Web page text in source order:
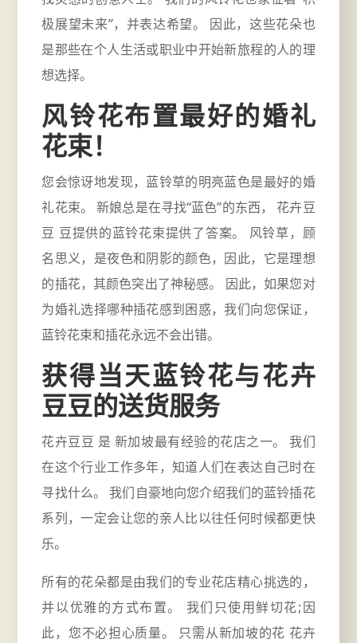
极展望未来”，并表达希望。 因此，这些花朵也
是那些在个人生活或职业中开始新旅程的人的理
想选择。
风铃花布置最好的婚礼
花束！
您会惊讶地发现，蓝铃草的明亮蓝色是最好的婚
礼花束。 新娘总是在寻找“蓝色”的东西， 花卉豆
豆 豆提供的蓝铃花束提供了答案。 风铃草，顾
名思义，是夜色和阴影的颜色，因此，它是理想
的插花，其颜色突出了神秘感。 因此，如果您对
为婚礼选择哪种插花感到困惑，我们向您保证，
蓝铃花束和插花永远不会出错。
获得当天蓝铃花与花卉
豆豆的送货服务
花卉豆豆 是 新加坡最有经验的花店之一。 我们
在这个行业工作多年，知道人们在表达自己时在
寻找什么。 我们自豪地向您介绍我们的蓝铃插花
系列，一定会让您的亲人比以往任何时候都更快
乐。
所有的花朵都是由我们的专业花店精心挑选的，
并以优雅的方式布置。 我们只使用鲜切花;因
此，您不必担心质量。 只需从新加坡的花 花卉